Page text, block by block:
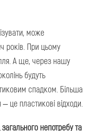
може
років. При цьому
А ще, через нашу
будуть
спадком. Більша
це пластикові відходи.
непотребу та